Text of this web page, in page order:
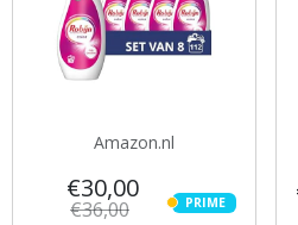
Amazon.nl
€30,00
€36,00 PRIME
PRIME